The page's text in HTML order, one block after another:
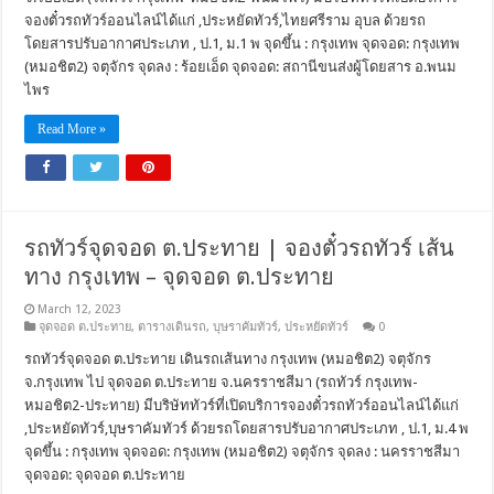
จองตั๋วรถทัวร์ออนไลน์ได้แก่ ,ประหยัดทัวร์,ไทยศรีราม อุบล ด้วยรถ
โดยสารปรับอากาศประเภท , ป.1, ม.1 พ จุดขึ้น : กรุงเทพ จุดจอด: กรุงเทพ
(หมอชิต2) จตุจักร จุดลง : ร้อยเอ็ด จุดจอด: สถานีขนส่งผู้โดยสาร อ.พนม
ไพร
Read More »
รถทัวร์จุดจอด ต.ประทาย | จองตั๋วรถทัวร์ เส้น
ทาง กรุงเทพ – จุดจอด ต.ประทาย
March 12, 2023
จุดจอด ต.ประทาย, ตารางเดินรถ,บุษราคัมทัวร์,ประหยัดทัวร์ 0
รถทัวร์จุดจอด ต.ประทาย เดินรถเส้นทาง กรุงเทพ (หมอชิต2) จตุจักร
จ.กรุงเทพ ไป จุดจอด ต.ประทาย จ.นครราชสีมา (รถทัวร์ กรุงเทพ-
หมอชิต2-ประทาย) มีบริษัททัวร์ที่เปิดบริการจองตั๋วรถทัวร์ออนไลน์ได้แก่
,ประหยัดทัวร์,บุษราคัมทัวร์ ด้วยรถโดยสารปรับอากาศประเภท , ป.1, ม.4 พ
จุดขึ้น : กรุงเทพ จุดจอด: กรุงเทพ (หมอชิต2) จตุจักร จุดลง : นครราชสีมา
จุดจอด: จุดจอด ต.ประทาย